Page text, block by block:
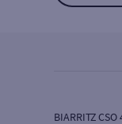
BIARRITZ CSO